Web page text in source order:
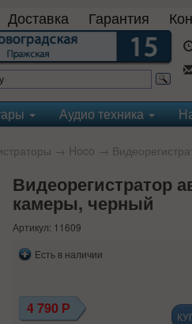
Доставка Гарантия
Аудио техника
→ Hoco →
Видеорегистратор
камеры, черный
Артикул: 11609
Есть в наличии
4 790 Р